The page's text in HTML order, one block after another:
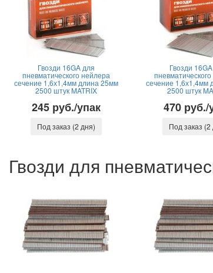
Гвозди 16GA для
пневматического нейлера
сечение 1,6х1,4мм длина 25мм
2500 штук MATRIX
245 руб./упак
Под заказ (2 дня)
Гвозди
сечение 1,6х1,4мм
2500 штук
470 руб./
Под заказ (2
Гвозди для